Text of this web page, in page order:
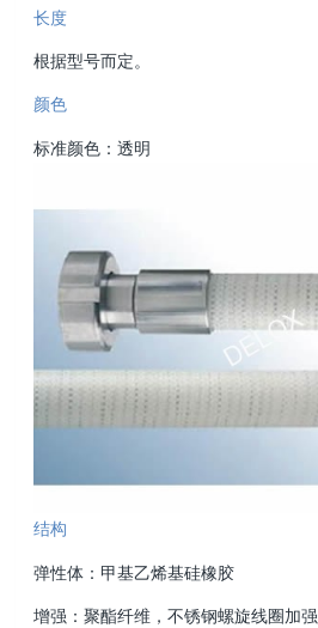
长度
根据型号而定。
颜色
标准颜色：透明
结构
弹性体：甲基乙烯基硅橡胶
增强：聚酯纤维，不锈钢螺旋线圈加强